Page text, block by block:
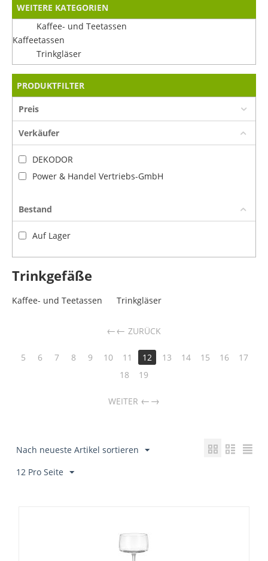
WEITERE KATEGORIEN
Kaffee- und Teetassen
Kaffeetassen
Trinkgläser
PRODUKTFILTER
Preis
Verkäufer
DEKODOR
Power & Handel Vertriebs-GmbH
Bestand
Auf Lager
Trinkgefäße
Kaffee- und Teetassen Trinkgläser
← ZURÜCK
5 6 7 8 9 10 11 12 13 14 15 16
17
18
19
WEITER →
Nach neueste Artikel sortieren
12 Pro Seite